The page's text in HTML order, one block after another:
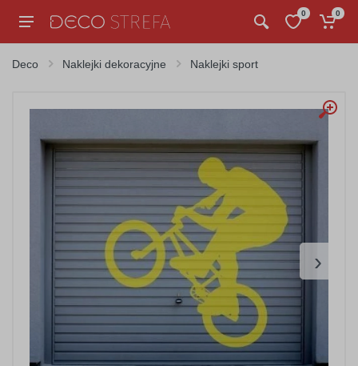
0 0
Deco Naklejki dekoracyjne Naklejki sport
›